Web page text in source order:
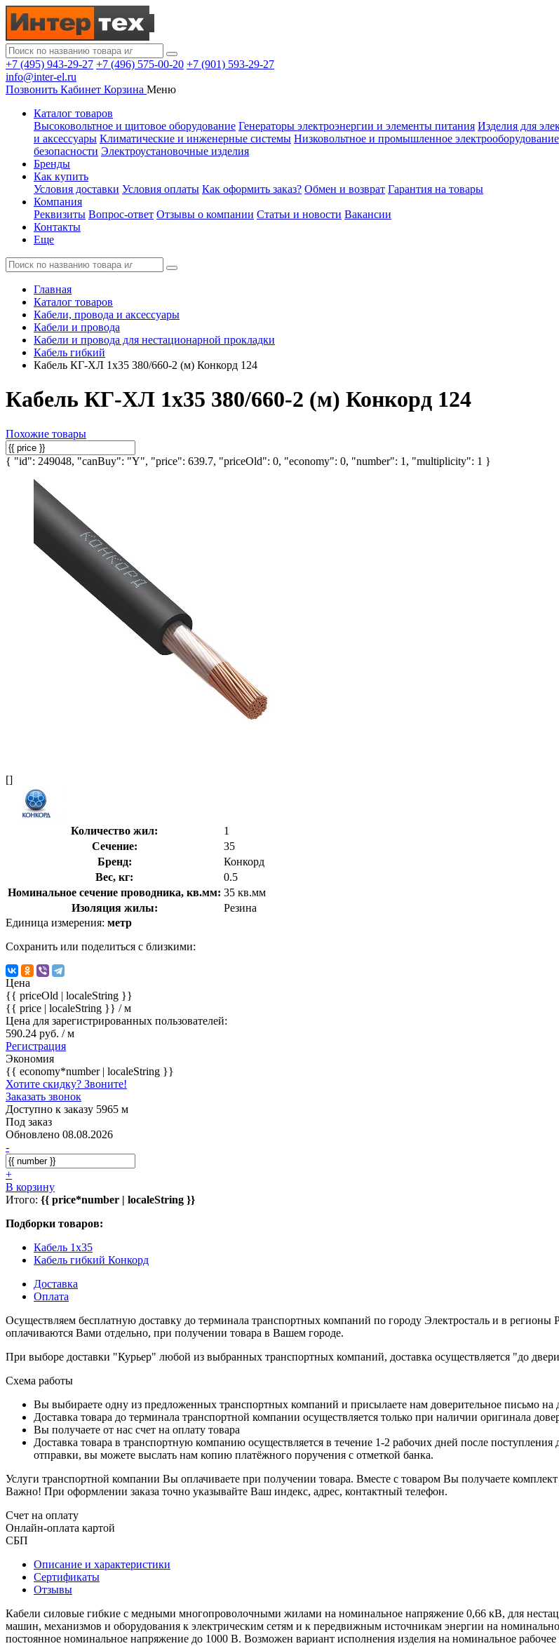
+7 (495) 943-29-27 +7 (496) 575-00-20 +7 (901) 593-29-27
info@inter-el.ru
Позвонить Кабинет Корзина Меню
Каталог товаров
Высоковольтное и щитовое оборудование Генераторы электроэнергии и элементы питания Изделия для
и аксессуары Климатические и инженерные системы Низковольтное и промышленное электрооборудование
безопасности Электроустановочные изделия
Бренды
Как купить
Условия доставки Условия оплаты Как оформить заказ? Обмен и возврат Гарантия на товары
Компания
Реквизиты Вопрос-ответ Отзывы о компании Статьи и новости Вакансии
Контакты
Еще
Главная
Каталог товаров
Кабели, провода и аксессуары
Кабели и провода
Кабели и провода для нестационарной прокладки
Кабель гибкий
Кабель КГ-ХЛ 1х35 380/660-2 (м) Конкорд 124
Кабель КГ-ХЛ 1х35 380/660-2 (м) Конкорд 124
Похожие товары
{ "id": 249048, "canBuy": "Y", "price": 639.7, "priceOld": 0, "economy": 0, "number": 1, "multiplicity": 1 }
[]
Количество жил:
1
Сечение:
35
Бренд:
Конкорд
Вес, кг:
0.5
Номинальное сечение проводника, кв.мм: 35 кв.мм
Изоляция жилы:
Резина
Единица измерения: метр
Сохранить или поделиться с близкими:
Цена
{{ priceOld | localeString }}
{{ price | localeString }} / м
Цена для зарегистрированных пользователей:
590.24 руб. / м
Регистрация
Экономия
{{ economy*number | localeString }}
Хотите скидку? Звоните!
Заказать звонок
Доступно к заказу 5965 м
Под заказ
Обновлено 08.08.2026
-
+
В корзину
Итого: {{ price*number | localeString }}
Подборки товаров:
Кабель 1x35
Кабель гибкий Конкорд
Доставка
Оплата
Осуществляем бесплатную доставку до терминала транспортных компаний по городу Электросталь и в
оплачиваются Вами отдельно, при получении товара в Вашем городе.
При выборе доставки "Курьер" любой из выбранных транспортных компаний, доставка осуществляется "до
Схема работы
Вы выбираете одну из предложенных транспортных компаний и присылаете нам доверительное письмо
Доставка товара до терминала транспортной компании осуществляется только при наличии оригинала
Вы получаете от нас счет на оплату товара
Доставка товара в транспортную компанию осуществляется в течение 1-2 рабочих дней после
отправки, вы можете выслать нам копию платёжного поручения с отметкой банка.
Услуги транспортной компании Вы оплачиваете при получении товара. Вместе с товаром Вы получаете
Важно! При оформлении заказа точно указывайте Ваш индекс, адрес, контактный телефон.
Счет на оплату
Онлайн-оплата картой
СБП
Описание и характеристики
Сертификаты
Отзывы
Кабели силовые гибкие с медными многопроволочными жилами на номинальное напряжение 0,66 кВ, для
машин, механизмов и оборудования к электрическим сетям и к передвижным источникам энергии на
постоянное номинальное напряжение до 1000 В. Возможен вариант исполнения изделия на номинальное